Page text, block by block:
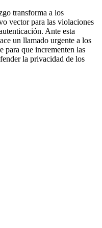
transforma a los
vector para las violaciones
Ante esta
un llamado urgente a los
para que incrementen las
la privacidad de los